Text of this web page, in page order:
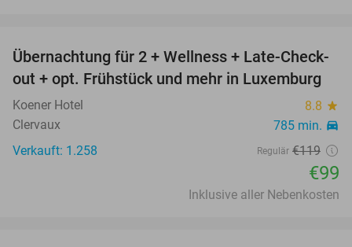
17%
Übernachtung für 2 + Wellness + Late-Check-
out + opt. Frühstück und mehr in Luxemburg
Koener Hotel 8.8 star
Clervaux 785 min. directions_car
Verkauft: 1.258 Regulär €119
€99
Inklusive aller Nebenkosten